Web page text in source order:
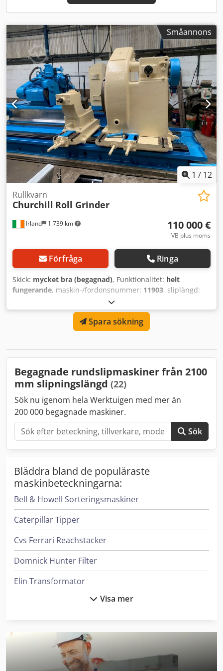
Småannons
1 / 12
Irland 1 739 km
Rullkvarn
Churchill Roll Grinder
110 000 €
VB plus moms
Förfråga Ringa
Skick: mycket bra (begagnad), Funktionalitet: helt
fungerande, maskin-/fordonsnummer: 11903, sliplängd:
, slipskivans diameter:
1 600 mm, slipskivans bredd:50 mm, spindelhastighet
, spindelhastighet (min.):
Churchill rullslipmaskin Sving: 1600 mm Centrumavstånd:
varvtal: 5–30 rpm Csdpfxoxvrptj Aqqsha Bädd och bord har
i perfekt skick.
Spara sökning
Begagnade rundslipmaskiner från 2100
mm slipningslängd (22)
Sök nu igenom hela Werktuigen med mer än
200 000 begagnade maskiner.
Sök
Bläddra bland de populäraste
maskinbeteckningarna:
Bell & Howell Sorteringsmaskiner
Caterpillar Tipper
Cvs Ferrari Reachstacker
Domnick Hunter Filter
Elin Transformator
Leif & Lorentz Spridare För Lim
Visa mer